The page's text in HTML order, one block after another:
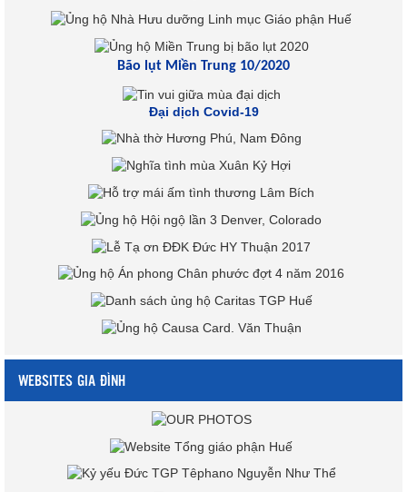
Bão lụt Miền Trung 10/2020
Đại dịch Covid-19
WEBSITES GIA ĐÌNH